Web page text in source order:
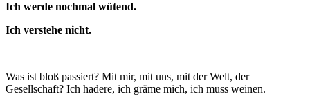
Ich werde nochmal wütend.
Ich verstehe nicht.
Was ist bloß passiert? Mit mir, mit uns, mit der Welt, der
Gesellschaft? Ich hadere, ich gräme mich, ich muss weinen.